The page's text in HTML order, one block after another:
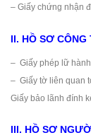
– Giấy chứng nhận
II. HỒ SƠ CÔNG
– Giấy phép lữ
– Giấy tờ liên quan
Giấy bảo lãnh đính
III. HỒ SƠ